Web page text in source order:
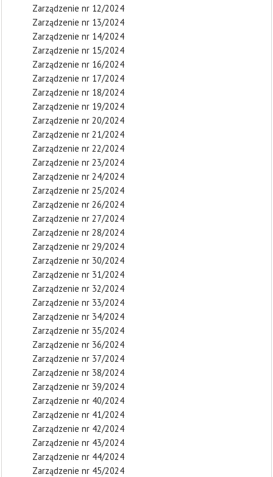
Zarządzenie nr 12/2024
Zarządzenie nr 13/2024
Zarządzenie nr 14/2024
Zarządzenie nr 15/2024
Zarządzenie nr 16/2024
Zarządzenie nr 17/2024
Zarządzenie nr 18/2024
Zarządzenie nr 19/2024
Zarządzenie nr 20/2024
Zarządzenie nr 21/2024
Zarządzenie nr 22/2024
Zarządzenie nr 23/2024
Zarządzenie nr 24/2024
Zarządzenie nr 25/2024
Zarządzenie nr 26/2024
Zarządzenie nr 27/2024
Zarządzenie nr 28/2024
Zarządzenie nr 29/2024
Zarządzenie nr 30/2024
Zarządzenie nr 31/2024
Zarządzenie nr 32/2024
Zarządzenie nr 33/2024
Zarządzenie nr 34/2024
Zarządzenie nr 35/2024
Zarządzenie nr 36/2024
Zarządzenie nr 37/2024
Zarządzenie nr 38/2024
Zarządzenie nr 39/2024
Zarządzenie nr 40/2024
Zarządzenie nr 41/2024
Zarządzenie nr 42/2024
Zarządzenie nr 43/2024
Zarządzenie nr 44/2024
Zarządzenie nr 45/2024